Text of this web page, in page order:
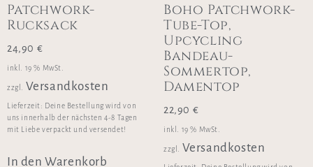
Patchwork-
Rucksack
24,90 €
inkl. 19 % MwSt.
zzgl. Versandkosten
Lieferzeit: Deine Bestellung wird von
uns innerhalb der nächsten 4-8 Tagen
mit Liebe verpackt und versendet!
In den Warenkorb
Boho Patchwork-
Tube-Top,
Upcycling
Bandeau-
Sommertop,
Damentop
22,90 €
inkl. 19 % MwSt.
zzgl. Versandkosten